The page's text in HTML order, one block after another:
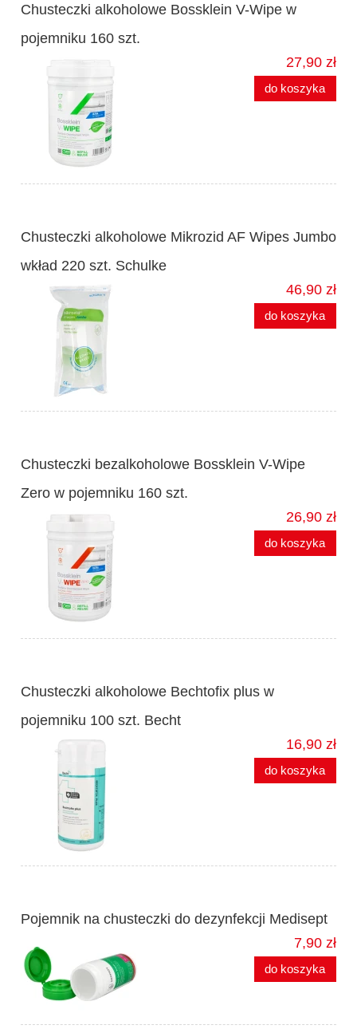
Chusteczki alkoholowe Bossklein V-Wipe w
pojemniku 160 szt.
27,90 zł
do koszyka
Chusteczki alkoholowe Mikrozid AF Wipes Jumbo
wkład 220 szt. Schulke
46,90 zł
do koszyka
Chusteczki bezalkoholowe Bossklein V-Wipe
Zero w pojemniku 160 szt.
26,90 zł
do koszyka
Chusteczki alkoholowe Bechtofix plus w
pojemniku 100 szt. Becht
16,90 zł
do koszyka
Pojemnik na chusteczki do dezynfekcji Medisept
7,90 zł
do koszyka